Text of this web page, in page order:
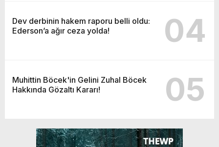
Dev derbinin hakem raporu belli oldu:
Ederson’a ağır ceza yolda!
04
Muhittin Böcek'in Gelini Zuhal Böcek
Hakkında Gözaltı Kararı!
05